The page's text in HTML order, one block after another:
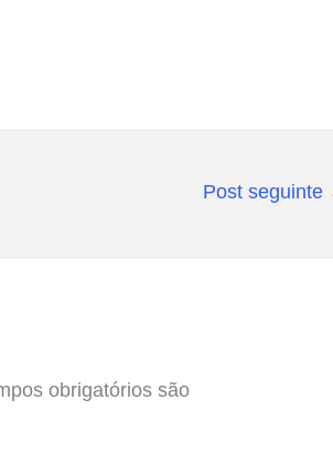
Post seguinte
obrigatórios são